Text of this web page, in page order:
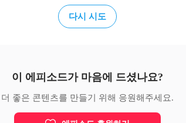
다시 시도
이 에피소드가 마음에 드셨나요?
더 좋은 콘텐츠를 만들기 위해 응원해주세요.